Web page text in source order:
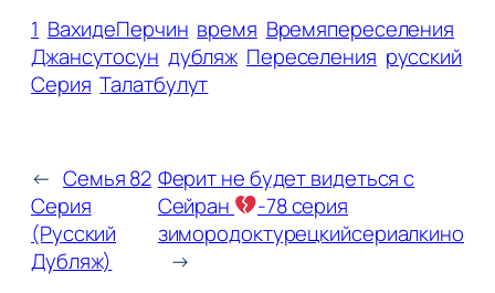
1 ВахидеПерчин время Времяпереселения
Джансутосун дубляж Переселения русский
Серия Талатбулут
← Семья 82
Серия
(Русский
Дубляж)
Ферит не будет видеться с
Сейран
-78 серия
зимородоктурецкийсериалкино
→